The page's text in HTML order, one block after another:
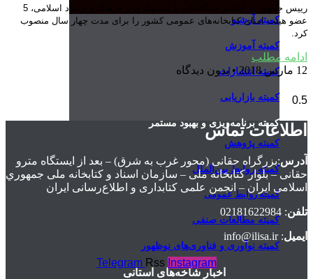
کمیته آرشیو
کمیته آموزش
کمیته انتشارات
کمیته بازاریابی
کمیته برنامه‌ریزی و بهبود مستمر
کمیته پژوهش
کمیته روابط بین‌الملل
کمیته روابط عمومی
کمیته مطالعات صنفی
کمیته نوآوری و فناوری‌های نوظهور
اخبار شاخه‌های استانی
رییس جمهور در احکام جداگانه‌ای با پیشنهاد وزیر فرهنگ و ارشاد اسلامی، 5
عضو هیئت امنای کتابخانه‌های عمومی کشور را برای مدت چهار سال منصوب
کرد.
ادامه مطلب
12 مارس 2018
بدون دیدگاه
اطلاعات تماس
آدرس:بزرگراه حقانی (محور غرب به شرق) – بعد از ايستگاه مترو
حقانی – بلوار كتابخانه ملی – سازمان اسناد و كتابخانه ملی جمهوري
اسلامی ايران – انجمن علمی کتابداری و اطلاع‌رسانی ایران
تلفن: 02181622984
ایمیل: info@ilisa.ir
Telegram Rss Instagram